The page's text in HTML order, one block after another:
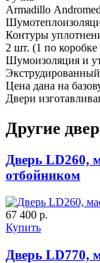
Armadillo
Контуры
2 шт. (1 по
Шумоизоляция и
Цена дана на
Двери
Другие
Дверь LD260,
отбойником
67 400 р.
Купить
Дверь LD770,